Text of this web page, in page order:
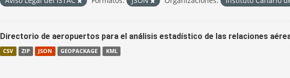
Directorio de aeropuertos para el análisis estadístico de las relaciones
CSV ZIP JSON GEOPACKAGE KML